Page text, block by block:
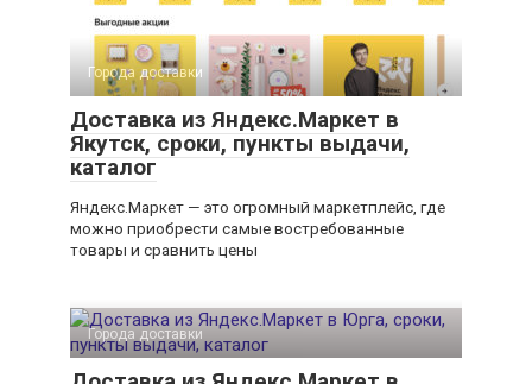
Города доставки
Доставка из Яндекс.Маркет в
Якутск, сроки, пункты выдачи,
каталог
Яндекс.Маркет — это огромный маркетплейс, где
можно приобрести самые востребованные
товары и сравнить цены
Города доставки